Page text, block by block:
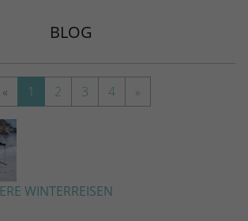
BLOG
« 1 2 3 4 »
WINTERREISEN
installiert. Das Cookie wird verwendet, um
Informationen darüber zu speichern, wie
Besucher eine Website nutzen, und hilft
bei der Erstellung eines Analyseberichts
Besucher, die Quelle, aus der sie